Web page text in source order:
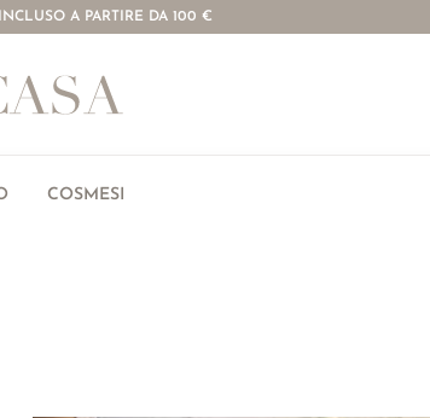
A PARTIRE DA 100 €
COSMESI